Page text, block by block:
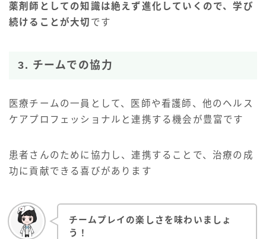
薬剤師としての知識は絶えず進化していくので、学び
続けることが大切 です
3. チームでの協力
医療チームの一員として、医師や看護師、他のヘルス
ケアプロフェッショナルと連携する機会が豊富です
患者さんのために協力し、連携することで、治療の成
功に貢献できる喜びがあります
チームプレイの楽しさを味わいましょ
う！